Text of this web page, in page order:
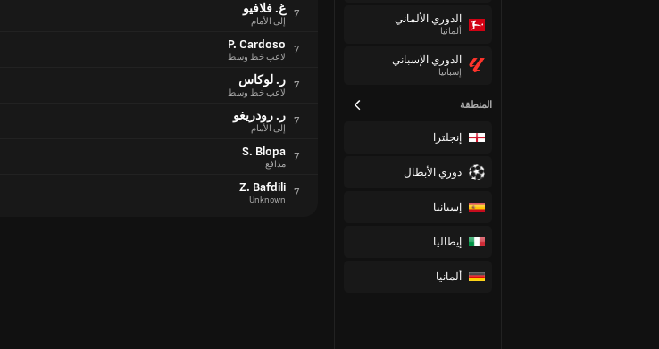
الدوري الألماني
ألمانيا
الدوري الإسباني
إسبانيا
المنطقة
إنجلترا
دوري الأبطال
إسبانيا
إيطاليا
ألمانيا
7 غ. فلافيو
إلى الأمام
7
P. Cardoso
لاعب خط وسط
7 ر. لوكاس
لاعب خط وسط
7 ر. رودريغو
إلى الأمام
7
S. Blopa
مدافع
7
Z. Bafdili
Unknown